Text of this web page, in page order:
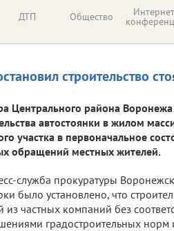
ДТП Общество
строительство
Центрального района
автостоянки в жилом
участка в первоначальное
обращений местных жителей.
служба прокуратуры
было установлено, что
из частных компаний без
градостроительных норм